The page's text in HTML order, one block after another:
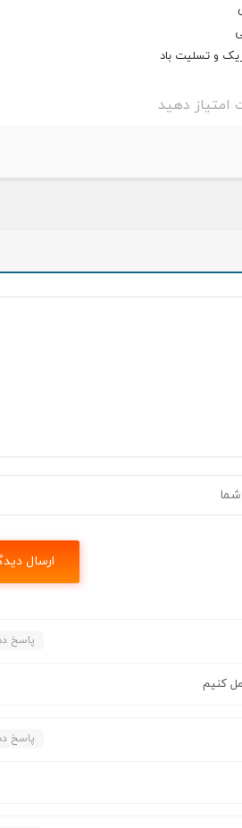
و تسلیت باد
امتیاز دهید
پاسخ
کنیم
پاسخ